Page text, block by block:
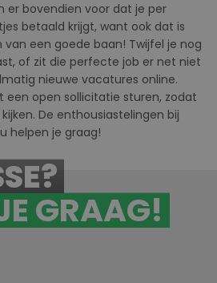
er bovendien voor dat je per
betaald krijgt, want ook dat is
van een goede baan! Twijfel je nog
of zit die perfecte job er net niet
nieuwe vacatures online.
een open sollicitatie sturen, zodat
De enthousiastelingen bij
helpen je graag!
GRAAG!